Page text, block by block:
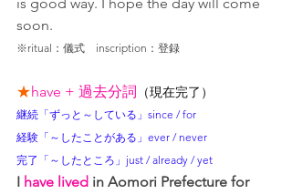
is good way. I hope the day will come
soon.
※ritual：儀式　inscription：登録
★have + 過去分詞 （現在完了）
継続「ずっと～している」since / for
経験「～したことがある」ever / never
完了「～したところ」just / already / yet
I have lived in Aomori Prefecture for